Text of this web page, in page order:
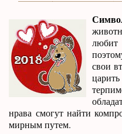
свои
нрава смогут найти
мирным путем.